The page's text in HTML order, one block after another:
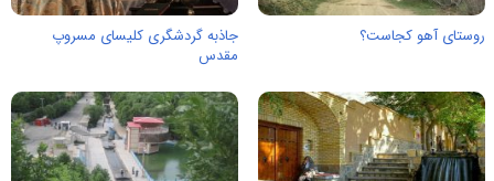
روستای آهو کجاست؟
جاذبه گردشگری کلیسای مسروپ
مقدس